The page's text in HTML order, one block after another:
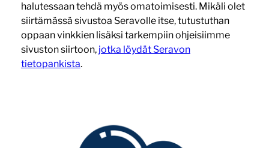
halutessaan tehdä myös omatoimisesti. Mikäli olet
siirtämässä sivustoa Seravolle itse, tutustuthan
oppaan vinkkien lisäksi tarkempiin ohjeisiimme
sivuston siirtoon, jotka löydät Seravon
tietopankista.